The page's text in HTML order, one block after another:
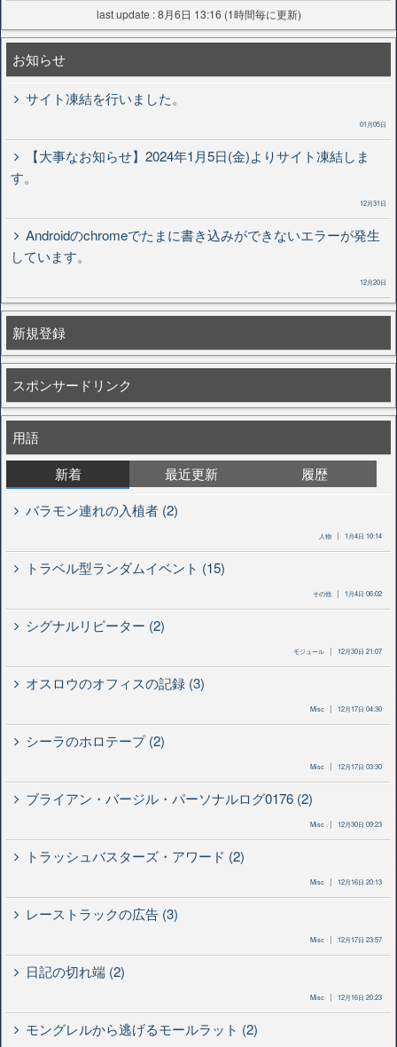
last update : 8月6日 13:16 (1時間毎に更新)
お知らせ
サイト凍結を行いました。
01月05日
【大事なお知らせ】2024年1月5日(金)よりサイト凍結しま
す。
12月31日
Androidのchromeでたまに書き込みができないエラーが発生
しています。
12月20日
新規登録
スポンサードリンク
用語
新着
最近更新
履歴
バラモン連れの入植者 (2)
人物 1月4日 10:14
トラベル型ランダムイベント (15)
その他 1月4日 06:02
シグナルリピーター (2)
モジュール 12月30日 21:07
オスロウのオフィスの記録 (3)
Misc 12月17日 04:30
シーラのホロテープ (2)
Misc 12月17日 03:30
ブライアン・バージル・パーソナルログ0176 (2)
Misc 12月30日 09:23
トラッシュバスターズ・アワード (2)
Misc 12月16日 20:13
レーストラックの広告 (3)
Misc 12月17日 23:57
日記の切れ端 (2)
Misc 12月16日 20:23
モングレルから逃げるモールラット (2)